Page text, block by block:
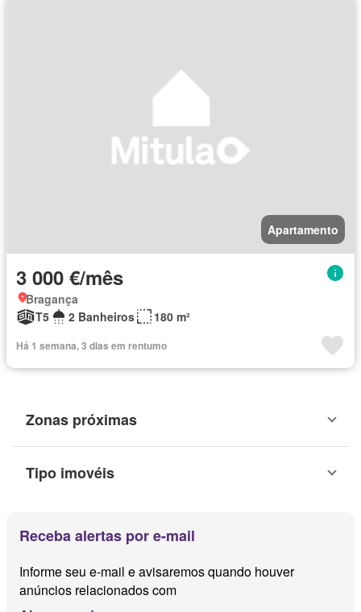
Apartamento
3 000 €/mês
Bragança
T5
2 Banheiros 180 m²
Há 1 semana, 3 dias em rentumo
Zonas próximas
Tipo imovéis
Receba alertas por e-mail
Informe seu e-mail e avisaremos quando houver
anúncios relacionados com